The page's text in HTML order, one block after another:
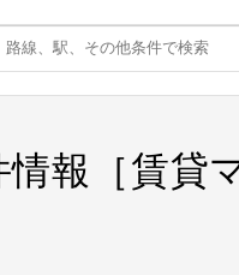
報［賃貸